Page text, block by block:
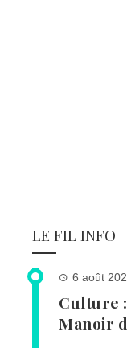
LE FIL INFO
6 août
Culture
Manoir